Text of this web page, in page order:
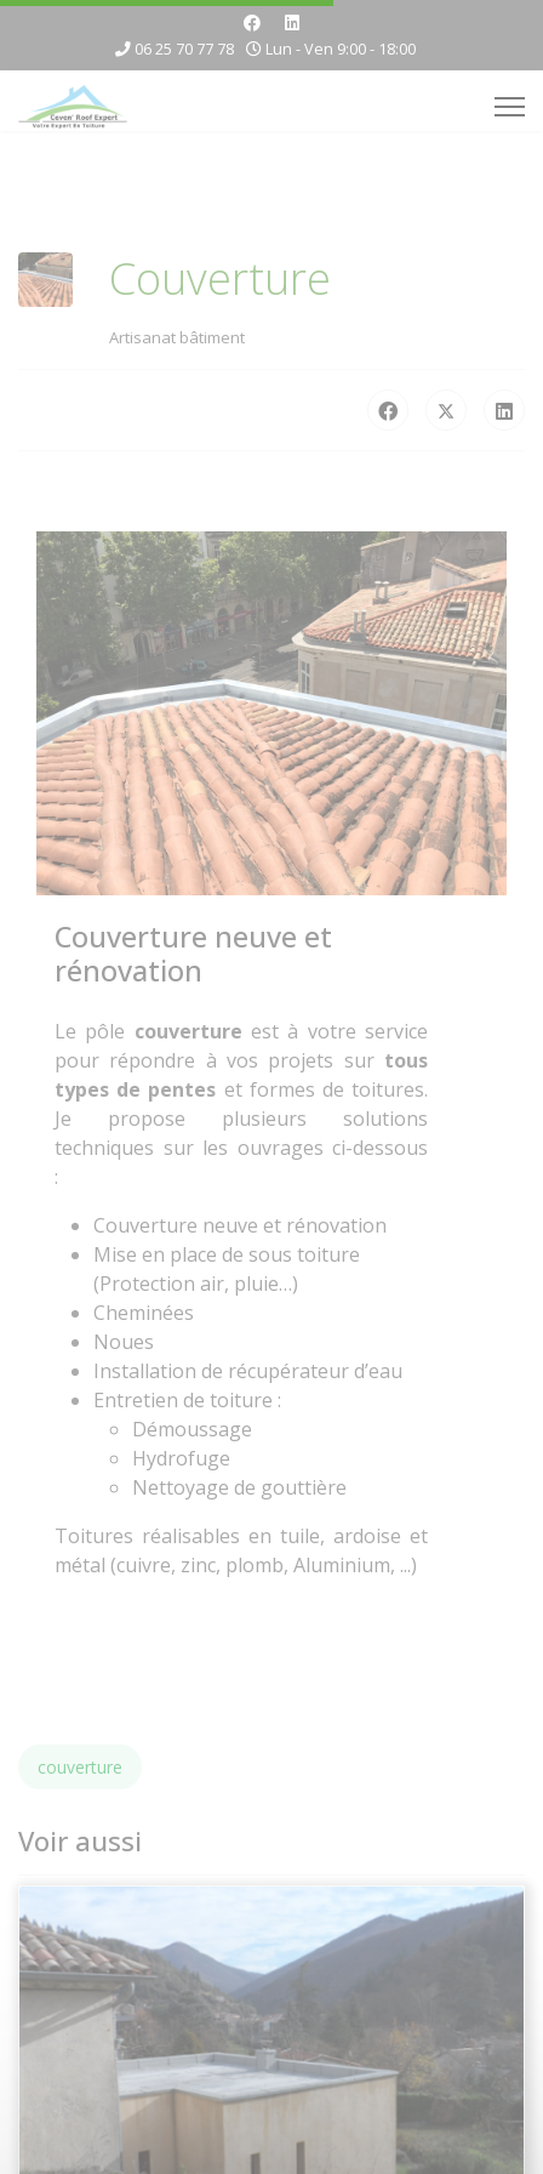
06 25 70 77 78 Lun - Ven 9:00 - 18:00
Couverture
Artisanat bâtiment
Couverture neuve et
rénovation
Le pôle couverture est à votre service
pour répondre à vos projets surtous
types de pentes et formes de toitures.
Je propose plusieurs solutions
techniques sur les ouvrages ci-dessous
:
Couverture neuve et rénovation
Mise en place de sous toiture
(Protection air, pluie…)
Cheminées
Noues
Installation de récupérateur d’eau
Entretien de toiture :
Démoussage
Hydrofuge
Nettoyage de gouttière
Toitures réalisables en tuile, ardoise et
métal (cuivre, zinc, plomb, Aluminium, ...)
couverture
Voir aussi